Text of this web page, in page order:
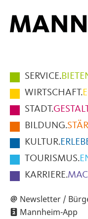
Hauptmenüpunkte
im
Fußbereich
der
Seite
SERVICE.
WIRTSCHAFT.
STADT.
BILDUNG.
KULTUR.
TOURISMUS.
KARRIERE.
Newsletter /
Mannheim-App